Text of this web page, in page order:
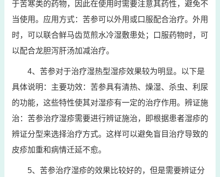
于苦寒类的药物，因此在使用时需要注意其药性，避免不
当使用。应用方式：苦参可以外用或口服配合治疗。外用
时，可以联合鲜马齿苋煎水冷湿敷患处；口服药物时，可
以配合龙胆泻肝汤加减治疗。
4、苦参对于治疗湿热型湿疹效果较为明显。以下是
具体说明：主要功效：苦参具有清热、燥湿、杀虫、利尿
的功能，这些特性使其对湿疹有一定的治疗作用。辨证施
治：苦参治疗湿疹需要进行辨证施治，即根据患者湿疹的
辨证分型来选择治疗方式。这样可以避免盲目治疗导致的
皮疹加重和病情迁延不愈。
5、苦参治疗湿疹的效果比较好的，但是需要辨证分